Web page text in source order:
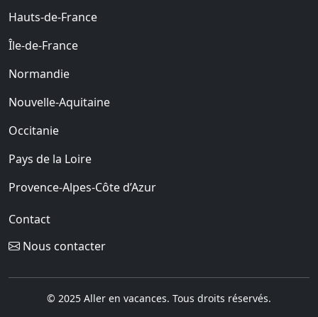
Hauts-de-France
Île-de-France
Normandie
Nouvelle-Aquitaine
Occitanie
Pays de la Loire
Provence-Alpes-Côte d’Azur
Contact
Nous contacter
© 2025 Aller en vacances. Tous droits réservés.